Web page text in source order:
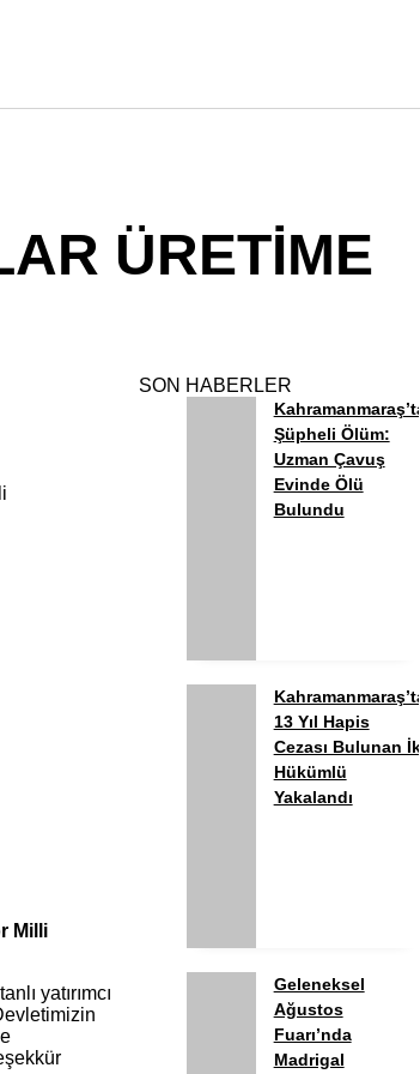
ÜRETİME
Milli
yatırımcı
SON HABERLER
Kahramanmaraş’ta
Şüpheli Ölüm:
Uzman Çavuş
Evinde Ölü
Bulundu
Kahramanmaraş’ta
13 Yıl Hapis
Cezası Bulunan İki
Hükümlü
Yakalandı
Geleneksel
Ağustos
Fuarı’nda
Madrigal